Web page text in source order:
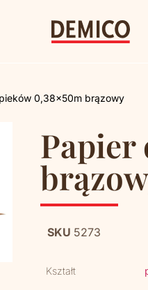
0,38x50m brązowy
Papier
SKU 5273
Kształt